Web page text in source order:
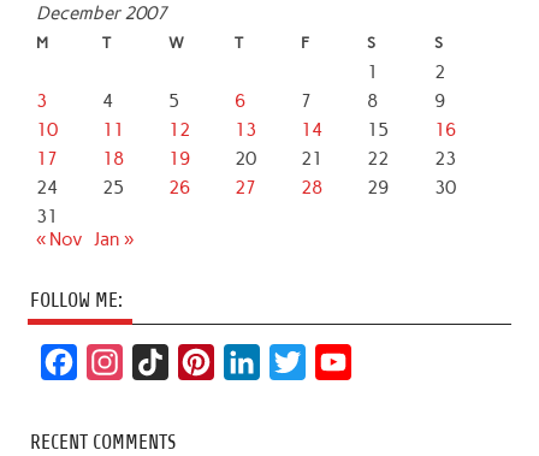
December 2007
M T W T F S S
1
2
3
4 5 6 7 8
9
10
11 12 13 14 15
16
17
18 19 20 21 22
23
24
25 26 27 28 29
30
31
« Nov Jan »
FOLLOW ME:
c
s
k
RECENT COMMENTS